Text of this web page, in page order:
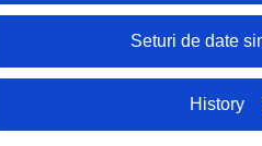
Seturi de date
History